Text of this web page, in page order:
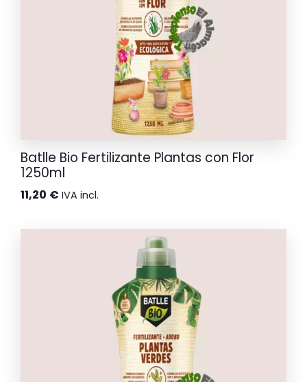
Batlle Bio Fertilizante Plantas con Flor
1250ml
11,20 € IVA incl.